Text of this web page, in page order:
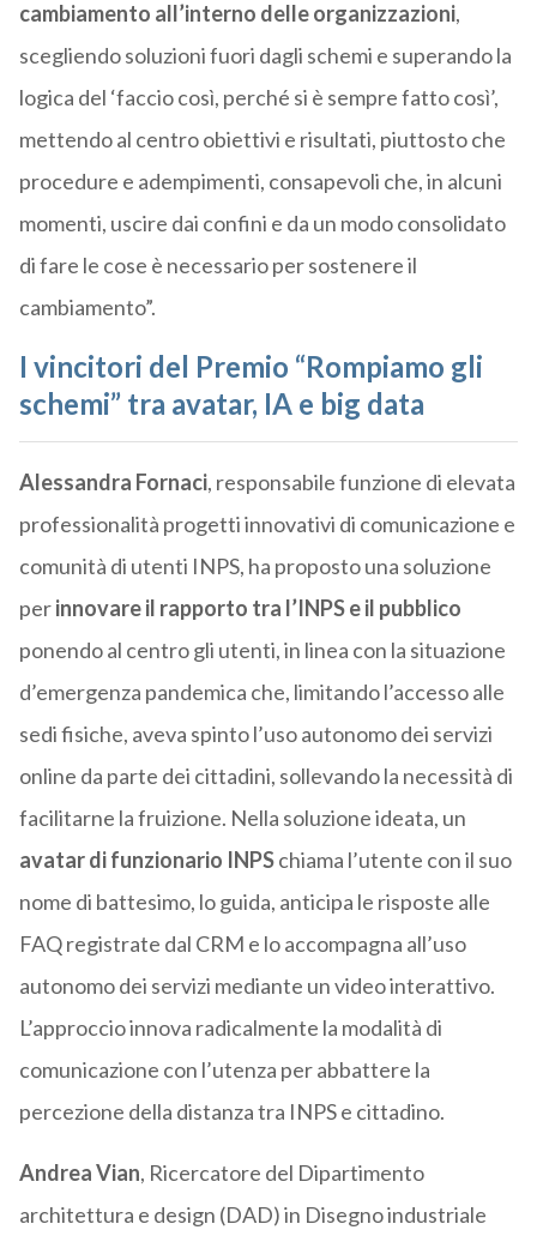
cambiamento all’interno delle organizzazioni,
scegliendo soluzioni fuori dagli schemi e superando la
logica del ‘faccio così, perché si è sempre fatto così’,
mettendo al centro obiettivi e risultati, piuttosto che
procedure e adempimenti, consapevoli che, in alcuni
momenti, uscire dai confini e da un modo consolidato
di fare le cose è necessario per sostenere il
cambiamento”.
I vincitori del Premio “Rompiamo gli
schemi” tra avatar, IA e big data
Alessandra Fornaci, responsabile funzione di elevata
professionalità progetti innovativi di comunicazione e
comunità di utenti INPS, ha proposto una soluzione
perinnovare il rapporto tra l’INPS e il pubblico
ponendo al centro gli utenti, in linea con la situazione
d’emergenza pandemica che, limitando l’accesso alle
sedi fisiche, aveva spinto l’uso autonomo dei servizi
online da parte dei cittadini, sollevando la necessità di
facilitarne la fruizione. Nella soluzione ideata, un
avatar di funzionario INPSchiama l’utente con il suo
nome di battesimo, lo guida, anticipa le risposte alle
FAQ registrate dal CRM e lo accompagna all’uso
autonomo dei servizi mediante un video interattivo.
L’approccio innova radicalmente la modalità di
comunicazione con l’utenza per abbattere la
percezione della distanza tra INPS e cittadino.
Andrea Vian, Ricercatore del Dipartimento
architettura e design (DAD) in Disegno industriale